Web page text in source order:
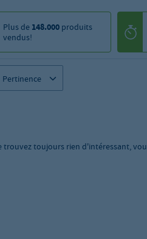
Plus de 148.000produits
vendus!
trouvez toujours rien d'intéressant,